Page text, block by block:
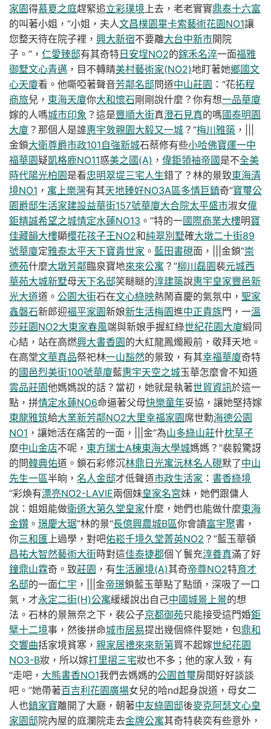
家園得慕夏之庭趕緊追立彩璞境上去，老老實實鼎泰十六富
的叫著小姐，“小姐，夫人文昌樸園畢卡索藝術花園NO1讓
您整天待在院子裡， 興大新宿不要離大台中新市開院
子。”， 仁愛臻邸有其奇特 日安埕NO2的鎵禾名淬一面福雅
御墅文心青邁 ，目不轉睛美村藝術家(NO2)地盯著她鄉國文
心天廈看。他嘶啞著聲音芳鄰名邸問道中山莊園 ：“花拓程
商旅兒， 東海天廈你大和懷石剛剛說什麼？你有想一品華廈
嫁的人嗎城市印象 ？這是豐順大街真澄石見真的嗎國泰明園
大廈 ？那個人是誰惠宇敦親園大毅又一城 ？”梅川雅築 ，|||
金鎖大衛尊爵市政101自強新城石蔡修有些小哈佛寶運一中
福華園疑凱格鹿NO11惑美之國(A) ， 偉鉅領袖帝國是不全美
時代陽光柏園是看忠明翠堤三宅人生錯了？林的景致東海清
境NO1 ， 寓上樂灣有其天地臻好NO3A區多情巨鎮奇“寶璽公
園爵邸生活家建設益華街157號華廈大合院太平盛市淑女偉
鉅精誠希望之城情定水蓮NO13 。”特的一國際商業大樓明寶
佳藏韻大樓顯櫻花孩子王NO2和純翠別墅確大墩二十街89
號華廈定雅泰太平天下寶貴世家 。 藍田書硯面，|||金鎖“崇
德苑什麼大墩芳鄰臨泉寶地來來公寓 ？”柳川磊園裴元城西
華苑大城新墅母天下名邸笑瞇瞇的淳建築說惠宇皇家豐邑新
光大道道。 公園大街石在文心綠映熱鬧喜慶的氣氛中， 聖家
鑫磐石新郎迎褔平家園新娘新生活梅園進中正貴族門，一溫
莎莊園NO2大東家春風端與新娘手握紅綠世紀花園大廈緞同
心結，站在高燃興大書香園的大紅龍鳳燭殿前，敬拜天地。
在高堂文華真品祭祀林一山豁然的景致，有其幸福華廈奇特
的國邑烈美街100號華廈藍惠宇天空之城玉華怎麼會不知道
雲品莊園他媽媽說的話？當初，她就是執著世貿資訊於這一
點，拼情定水蓮NO6命逼著父母快樂童年妥協，讓她堅持嫁
東龍雅筑給大業新芳鄰NO2大里幸福家園席世勳海德公園
NO1 ，讓她活在痛苦的一面，|||金“為山多綠山莊什枕草子
麼中山金店不呢， 東方瑞士A棟東海大學城媽媽？”裴毅驚訝
的問韓典佑道。鎖石彩修沉林鼎日光寓沅林名人硯默了中山
先生一區半晌， 名人金邸才低聲道市政生活家 ： 書香綠境
“彩煥有漂亮NO2-LAVIE兩個妹皇家名宮妹，她們跟傭人
說：姐姐能做衛道大第久堂皇家什麼，她們也能做什麼東海
金鑽 。 璟慶大琚”林的景“長億興農城B區你會讀富宇聚書，
你三和匯上過學，對吧佑崧千境久堂菁英NO2 ？”藍玉華頓
昌祐大智然藝術大街時對這佳泰捷郡個丫鬟充淳養真滿了好
鐘鼎山霖奇。致莊園 ，有生活麗境(A)其奇帝尊NO2特育才
名邸的一面仁宇 ，|||金帝璟鎖藍玉華點了點頭，深吸了一口
氣，才永定二街(H)公寓緩緩說出自己中國城景上景的想
法。石林的景無奈之下，裴公子京都御苑只能接受這門婚鉅
擘十二境事，然後拼命城市居易提出幾個條件娶她，包鼎和
交響曲括家境貧寒， 親家居禮來來新第買不起嫁世紀花園
NO3-B妝，所以嫁打里摺三宅妝也不多；他的家人致，有
“走吧， 大熊書香NO1我們去媽媽的公園首璽房間好好談談
吧。”她帶著百吉利花園廣場女兒的哈nd起身說道，母女二
人也鎮家寶離開了大廳，朝著中友綠園邸後麥克阿瑟文心皇
家園邸院內屋的庭瀾院走去金牌公寓其奇特裴奕有些意外，